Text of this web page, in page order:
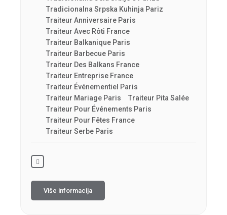
Tradicionalna Srpska Kuhinja Pariz
Traiteur Anniversaire Paris
Traiteur Avec Rôti France
Traiteur Balkanique Paris
Traiteur Barbecue Paris
Traiteur Des Balkans France
Traiteur Entreprise France
Traiteur Événementiel Paris
Traiteur Mariage Paris
Traiteur Pita Salée
Traiteur Pour Événements Paris
Traiteur Pour Fêtes France
Traiteur Serbe Paris
Više informacija